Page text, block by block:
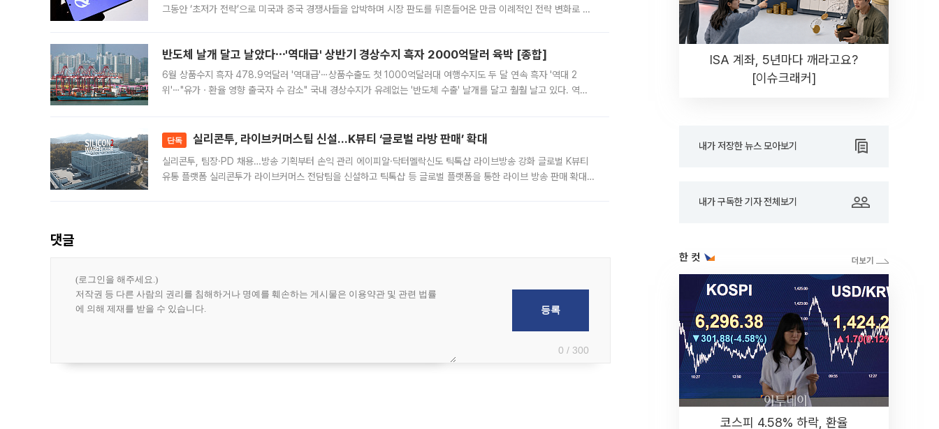
그동안 ‘초저가 전략’으로 미국과 중국 경쟁사들을 압박하며 시장 판도를 뒤흔들어온 만큼 이례적인 전략 변화로 평
반도체 날개 달고 날았다⋯'역대급' 상반기 경상수지 흑자 2000억달러 육박 [종합]
6월 상품수지 흑자 478.9억달러 '역대급'⋯상품수출도 첫 1000억달러대 여행수지도 두 달 연속 흑자 '역대 2
위'⋯"유가ㆍ환율 영향 출국자 수 감소" 국내 경상수지가 유례없는 '반도체 수출' 날개를 달고 훨훨 날고 있다. 역대
단독 실리콘투, 라이브커머스팀 신설…K뷰티 ‘글로벌 라방 판매’ 확대
실리콘투, 팀장·PD 채용…방송 기획부터 손익 관리 에이피알·닥터멜락신도 틱톡샵 라이브방송 강화 글로벌 K뷰티
유통 플랫폼 실리콘투가 라이브커머스 전담팀을 신설하고 틱톡샵 등 글로벌 플랫폼을 통한 라이브 방송 판매 확대에
댓글
0 / 300
ISA 계좌, 5년마다 깨라고요?
[이슈크래커]
내가 저장한 뉴스 모아보기
내가 구독한 기자 전체보기
한 컷
코스피 4.58% 하락, 환율